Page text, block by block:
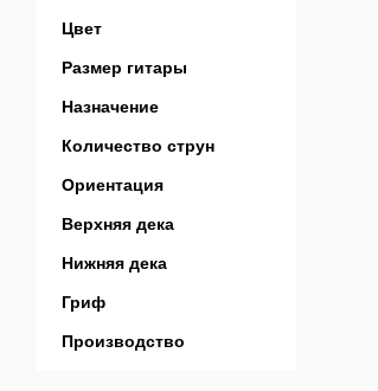
Цвет
Размер гитары
Назначение
Количество струн
Ориентация
Верхняя дека
Нижняя дека
Гриф
Производство